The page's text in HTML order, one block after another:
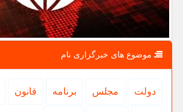
موضوع های خبرگزاری نام
دولت مجلس برنامه قانون